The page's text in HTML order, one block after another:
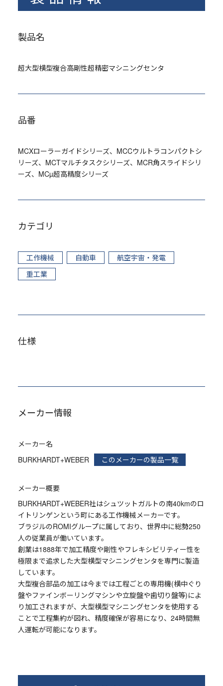
製品名
超大型横型複合高剛性超精密マシニングセンタ
品番
MCXローラーガイドシリーズ、MCCウルトラコンパクトシ
リーズ、MCTマルチタスクシリーズ、MCR角スライドシリ
ーズ、MCµ超高精度シリーズ
カテゴリ
⼯作機械 自動車
航空宇宙・発電
重工業
仕様
メーカー情報
メーカー名
BURKHARDT+WEBER
このメーカーの製品一覧
メーカー概要
BURKHARDT+WEBER社はシュツットガルトの南40kmのロ
イトリンゲンという町にある工作機械メーカーです。
ブラジルのROMIグループに属しており、世界中に総勢250
人の従業員が働いています。
創業は1888年で加工精度や剛性やフレキシビリティー性を
極限まで追求した大型横型マシニングセンタを専門に製造
しています。
大型複合部品の加工は今までは工程ごとの専用機(横中ぐり
盤やファインボーリングマシンや立旋盤や歯切り盤等)によ
り加工されますが、大型横型マシニングセンタを使用する
ことで工程集約が図れ、精度確保が容易になり、24時間無
人運転が可能になります。